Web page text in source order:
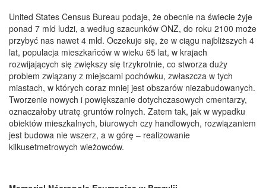
United States Census Bureau podaje, że obecnie na świecie żyje
ponad 7 mld ludzi, a według szacunków ONZ, do roku 2100 może
przybyć nas nawet 4 mld. Oczekuje się, że w ciągu najbliższych 4
lat, populacja mieszkańców w wieku 65 lat, w krajach
rozwijających się zwiększy się trzykrotnie, co stworza duży
problem związany z miejscami pochówku, zwłaszcza w tych
miastach, w których coraz mniej jest obszarów niezabudowanych.
Tworzenie nowych i powiększanie dotychczasowych cmentarzy,
oznaczałoby utratę gruntów rolnych. Zatem tak, jak w wypadku
obiektów mieszkalnych, biurowych czy handlowych, rozwiązaniem
jest budowa nie wszerz, a w górę – realizowanie
kilkusetmetrowych wieżowców.